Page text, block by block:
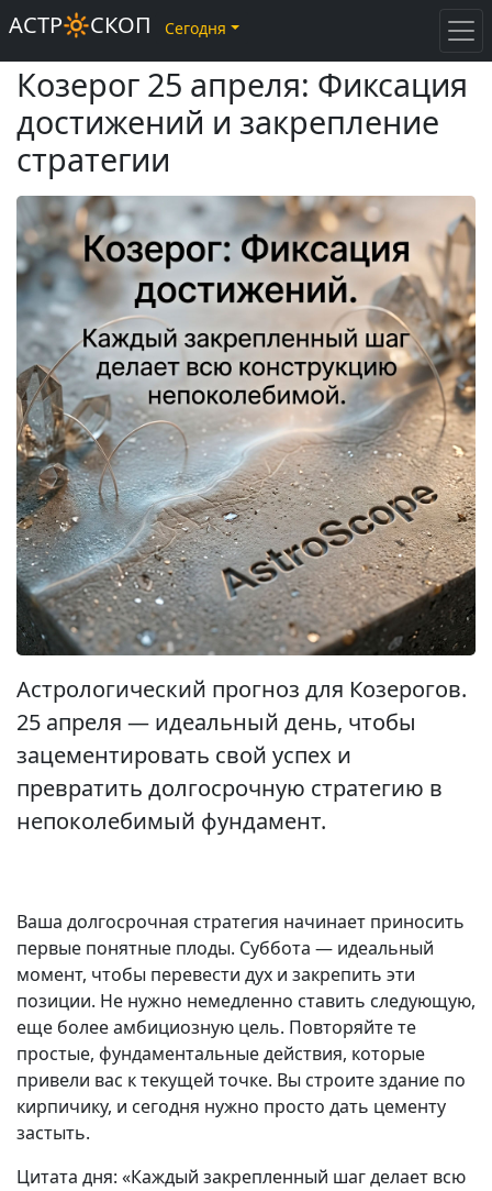
Козерог 25 апреля: Фиксация
достижений и закрепление
стратегии
Астрологический прогноз для Козерогов.
25 апреля — идеальный день, чтобы
зацементировать свой успех и
превратить долгосрочную стратегию в
непоколебимый фундамент.
Ваша долгосрочная стратегия начинает приносить
первые понятные плоды. Суббота — идеальный
момент, чтобы перевести дух и закрепить эти
позиции. Не нужно немедленно ставить следующую,
еще более амбициозную цель. Повторяйте те
простые, фундаментальные действия, которые
привели вас к текущей точке. Вы строите здание по
кирпичику, и сегодня нужно просто дать цементу
застыть.
Цитата дня: «Каждый закрепленный шаг делает всю
АСТР🔆СКОП Сегодня